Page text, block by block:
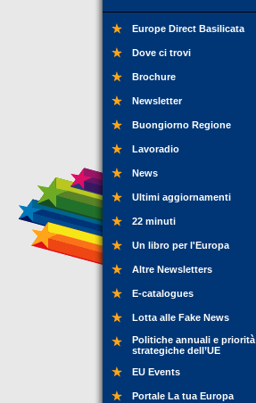
Europe Direct Basilicata
Dove ci trovi
Brochure
Newsletter
Buongiorno Regione
Lavoradio
News
Ultimi aggiornamenti
22 minuti
Un libro per l'Europa
Altre Newsletters
E-catalogues
Lotta alle Fake News
Politiche annuali e priorità
strategiche dell’UE
EU Events
Portale La tua Europa